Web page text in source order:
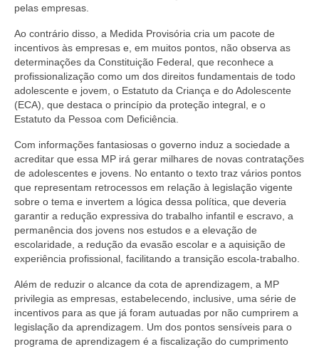
pelas empresas.
Ao contrário disso, a Medida Provisória cria um pacote de
incentivos às empresas e, em muitos pontos, não observa as
determinações da Constituição Federal, que reconhece a
profissionalização como um dos direitos fundamentais de todo
adolescente e jovem, o Estatuto da Criança e do Adolescente
(ECA), que destaca o princípio da proteção integral, e o
Estatuto da Pessoa com Deficiência.
Com informações fantasiosas o governo induz a sociedade a
acreditar que essa MP irá gerar milhares de novas contratações
de adolescentes e jovens. No entanto o texto traz vários pontos
que representam retrocessos em relação à legislação vigente
sobre o tema e invertem a lógica dessa política, que deveria
garantir a redução expressiva do trabalho infantil e escravo, a
permanência dos jovens nos estudos e a elevação de
escolaridade, a redução da evasão escolar e a aquisição de
experiência profissional, facilitando a transição escola-trabalho.
Além de reduzir o alcance da cota de aprendizagem, a MP
privilegia as empresas, estabelecendo, inclusive, uma série de
incentivos para as que já foram autuadas por não cumprirem a
legislação da aprendizagem. Um dos pontos sensíveis para o
programa de aprendizagem é a fiscalização do cumprimento